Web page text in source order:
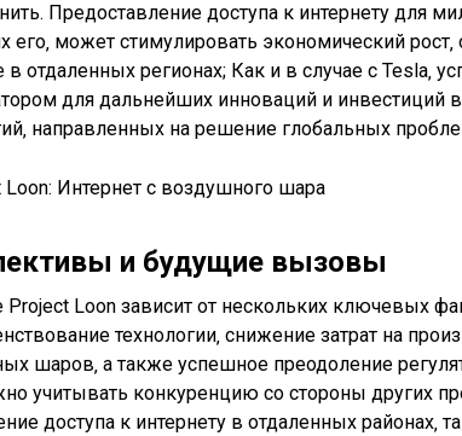
Предоставление доступа к интернету для
может стимулировать экономический
в отдаленных регионах; Как и в случае с Tesla‚
для дальнейших инноваций и инвестиций
направленных на решение глобальных
и будущие вызовы
Project Loon зависит от нескольких ключевых
технологии‚ снижение затрат на
шаров‚ а также успешное преодоление
учитывать конкуренцию со стороны других
доступа к интернету в отдаленных районах‚